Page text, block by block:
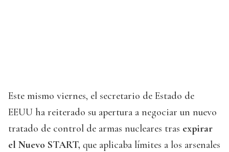
Este mismo viernes, el secretario de Estado de
EEUU ha reiterado su apertura a negociar un nuevo
tratado de control de armas nucleares tras expirar
el Nuevo START, que aplicaba límites a los arsenales